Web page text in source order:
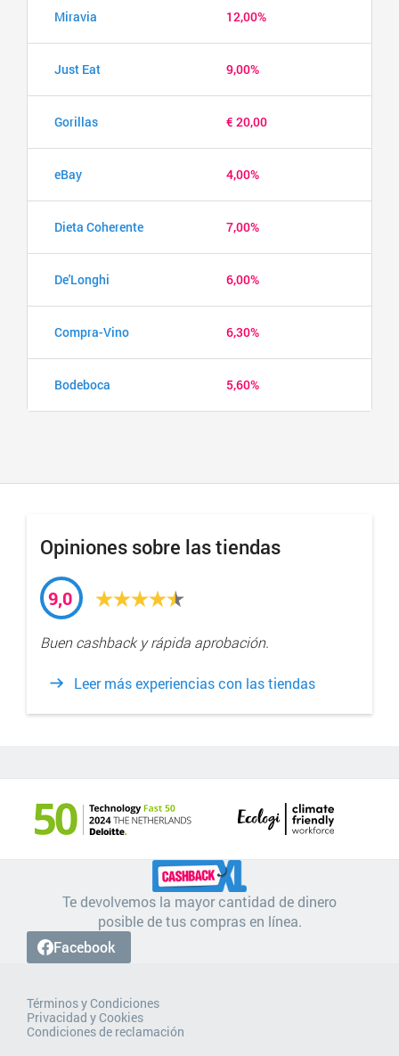
Miravia 12,00%
Just Eat 9,00%
Gorillas € 20,00
eBay 4,00%
Dieta Coherente 7,00%
De'Longhi 6,00%
Compra-Vino 6,30%
Bodeboca 5,60%
Opiniones sobre las tiendas
9,0
Buen cashback y rápida aprobación.
Leer más experiencias con las tiendas
Te devolvemos la mayor cantidad de dinero
posible de tus compras en línea.
Facebook
Términos y Condiciones
Privacidad y Cookies
Condiciones de reclamación